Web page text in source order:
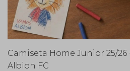
Camiseta Home Junior 25/
Albion FC